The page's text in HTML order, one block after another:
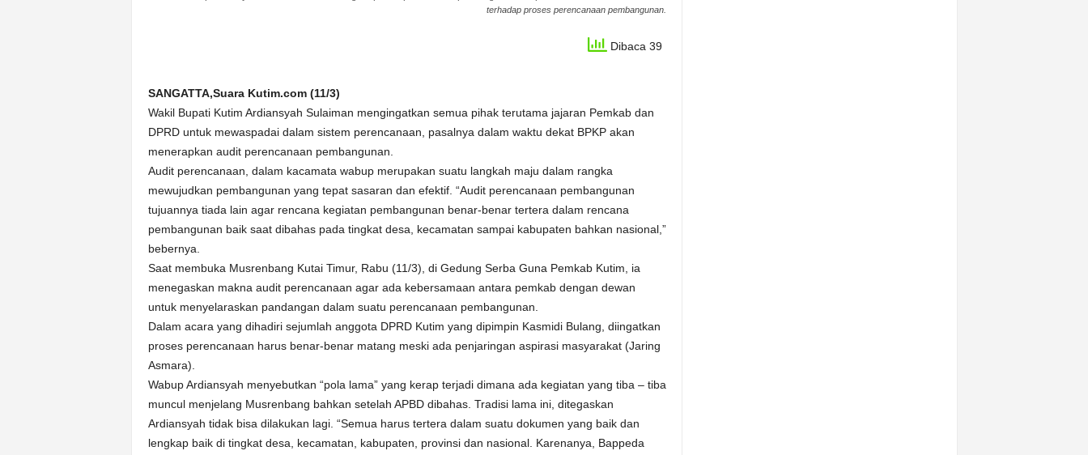
terhadap proses perencanaan pembangunan.
Dibaca 39
SANGATTA,Suara Kutim.com (11/3)
Wakil Bupati Kutim Ardiansyah Sulaiman mengingatkan semua pihak terutama jajaran Pemkab dan
DPRD untuk mewaspadai dalam sistem perencanaan, pasalnya dalam waktu dekat BPKP akan
menerapkan audit perencanaan pembangunan.
Audit perencanaan, dalam kacamata wabup merupakan suatu langkah maju dalam rangka
mewujudkan pembangunan yang tepat sasaran dan efektif. “Audit perencanaan pembangunan
tujuannya tiada lain agar rencana kegiatan pembangunan benar-benar tertera dalam rencana
pembangunan baik saat dibahas pada tingkat desa, kecamatan sampai kabupaten bahkan nasional,”
bebernya.
Saat membuka Musrenbang Kutai Timur, Rabu (11/3), di Gedung Serba Guna Pemkab Kutim, ia
menegaskan makna audit perencanaan agar ada kebersamaan antara pemkab dengan dewan
untuk menyelaraskan pandangan dalam suatu perencanaan pembangunan.
Dalam acara yang dihadiri sejumlah anggota DPRD Kutim yang dipimpin Kasmidi Bulang, diingatkan
proses perencanaan harus benar-benar matang meski ada penjaringan aspirasi masyarakat (Jaring
Asmara).
Wabup Ardiansyah menyebutkan “pola lama” yang kerap terjadi dimana ada kegiatan yang tiba – tiba
muncul menjelang Musrenbang bahkan setelah APBD dibahas. Tradisi lama ini, ditegaskan
Ardiansyah tidak bisa dilakukan lagi. “Semua harus tertera dalam suatu dokumen yang baik dan
lengkap baik di tingkat desa, kecamatan, kabupaten, provinsi dan nasional. Karenanya, Bappeda